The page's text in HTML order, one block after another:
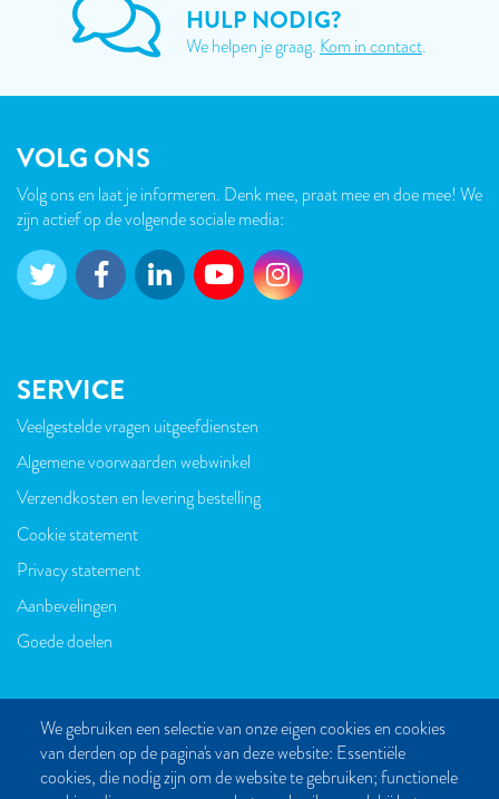
We gebruiken een selectie van onze eigen cookies en cookies
van derden op de pagina's van deze website: Essentiële
cookies, die nodig zijn om de website te gebruiken; functionele
HULP NODIG?
We helpen je graag. Kom in contact.
VOLG ONS
Volg ons en laat je informeren. Denk mee, praat mee en doe mee! We
zijn actief op de volgende sociale media:
SERVICE
VOET
Veelgestelde vragen uitgeefdiensten
Algemene voorwaarden webwinkel
Verzendkosten en levering bestelling
Cookie statement
Privacy statement
Aanbevelingen
Goede doelen
CONTACT